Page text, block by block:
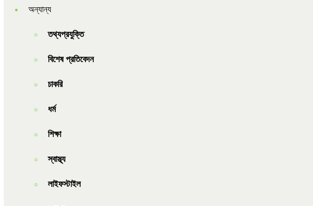
অন্যান্য
তথ্যপ্রযুক্তি
বিশেষ প্রতিবেদন
চাকরি
ধর্ম
শিক্ষা
স্বাস্থ্য
লাইফস্টাইল